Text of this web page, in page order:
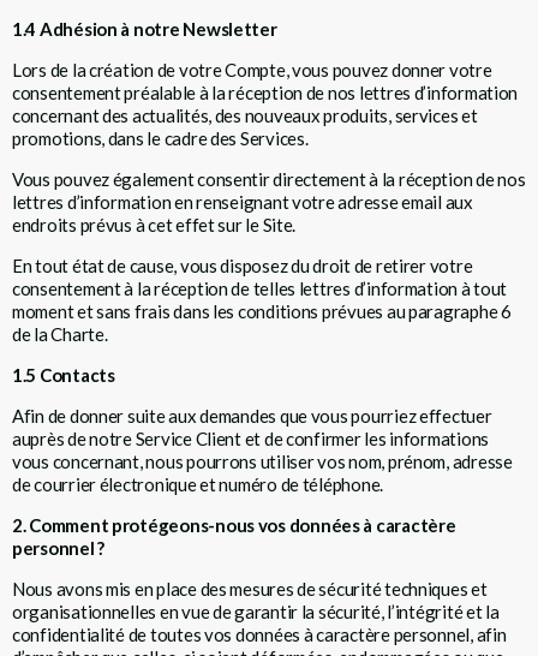
1.4 Adhésion à notre Newsletter
Lors de la création de votre Compte, vous pouvez donner votre
consentement préalable à la réception de nos lettres d’information
concernant des actualités, des nouveaux produits, services et
promotions, dans le cadre des Services.
Vous pouvez également consentir directement à la réception de nos
lettres d’information en renseignant votre adresse email aux
endroits prévus à cet effet sur le Site.
En tout état de cause, vous disposez du droit de retirer votre
consentement à la réception de telles lettres d’information à tout
moment et sans frais dans les conditions prévues au paragraphe 6
de la Charte.
1.5 Contacts
Afin de donner suite aux demandes que vous pourriez effectuer
auprès de notre Service Client et de confirmer les informations
vous concernant, nous pourrons utiliser vos nom, prénom, adresse
de courrier électronique et numéro de téléphone.
2. Comment protégeons-nous vos données à caractère
personnel ?
Nous avons mis en place des mesures de sécurité techniques et
organisationnelles en vue de garantir la sécurité, l’intégrité et la
confidentialité de toutes vos données à caractère personnel, afin